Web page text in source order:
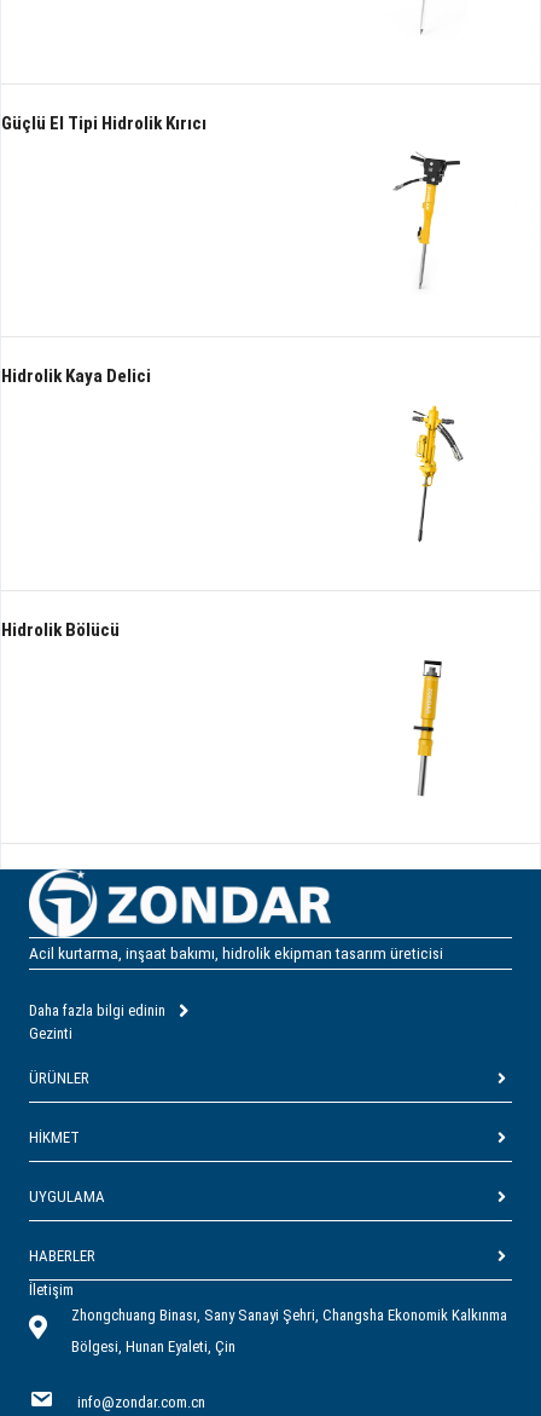
Güçlü El Tipi Hidrolik Kırıcı
Hidrolik Kaya Delici
Hidrolik Bölücü
Acil kurtarma, inşaat bakımı, hidrolik ekipman tasarım üreticisi
Daha fazla bilgi edinin
Gezinti
ÜRÜNLER
HIKMET
UYGULAMA
HABERLER
İletişim
Zhongchuang Binası, Sany Sanayi Şehri, Changsha Ekonomik Kalkınma
Bölgesi, Hunan Eyaleti, Çin
info@zondar.com.cn